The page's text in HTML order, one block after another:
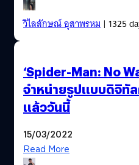
วิไลลักษณ์ อุสาพรหม| 1325
‘Spider-Man: No
จำหน่ายรูปแบบดิจิทั
แล้ววันนี้
15/03/2022
Read More